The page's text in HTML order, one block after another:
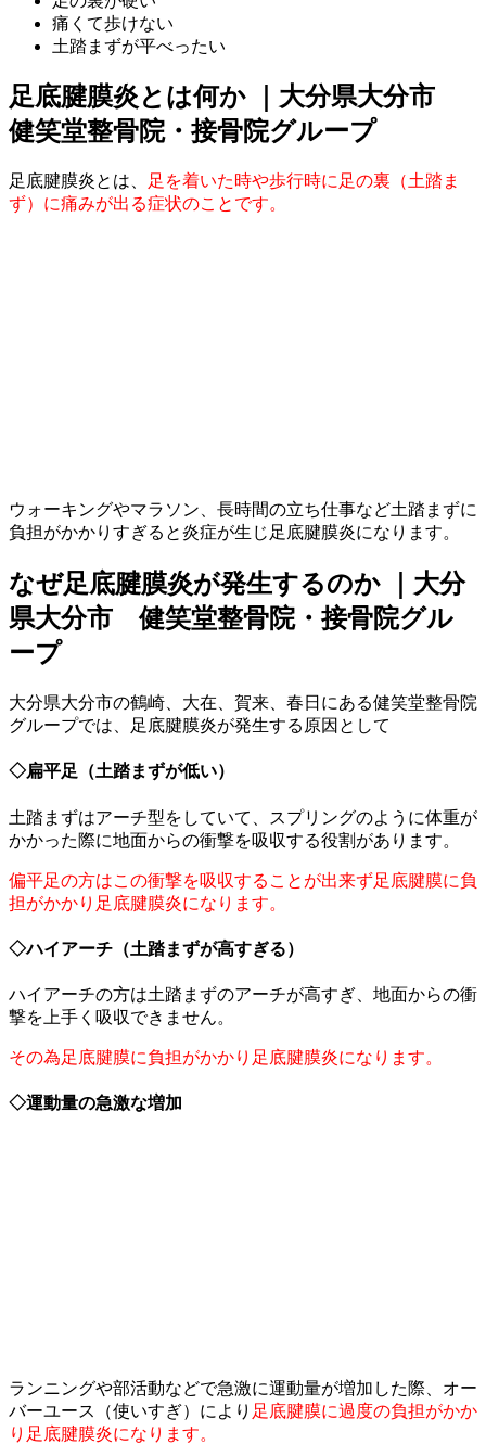
痛くて歩けない
土踏まずが平べったい
足底腱膜炎とは何か ｜大分県大分市
健笑堂整骨院・接骨院グループ
足底腱膜炎とは、
足を着いた時や歩行時に足の裏（土踏ま
ず）に痛みが出る症状のことです。
ウォーキングやマラソン、長時間の立ち仕事など土踏まずに
負担がかかりすぎると炎症が生じ足底腱膜炎になります。
なぜ足底腱膜炎が発生するのか ｜大分
県大分市 健笑堂整骨院・接骨院グル
ープ
大分県大分市の鶴崎、大在、賀来、春日にある健笑堂整骨院
グループでは、足底腱膜炎が発生する原因として
◇扁平足（土踏まずが低い）
土踏まずはアーチ型をしていて、スプリングのように体重が
かかった際に地面からの衝撃を吸収する役割があります。
偏平足の方はこの衝撃を吸収することが出来ず足底腱膜に負
担がかかり足底腱膜炎になります。
◇ハイアーチ（土踏まずが高すぎる）
ハイアーチの方は土踏まずのアーチが高すぎ、地面からの衝
撃を上手く吸収できません。
その為足底腱膜に負担がかかり足底腱膜炎になります。
◇運動量の急激な増加
ランニングや部活動などで急激に運動量が増加した際、オー
バーユース（使いすぎ）により 足底腱膜に過度の負担がかか
り足底腱膜炎になります。